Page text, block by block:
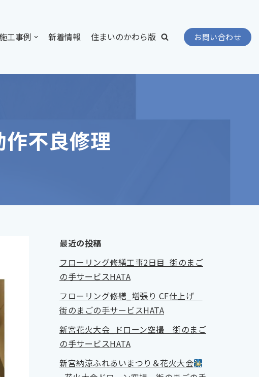
工事例 新着情報 住まいのかわら版 お問い合わせ
不良修理
最近の投稿
フローリング修繕工事2日目_街のまご
の手サービスHATA
フローリング修繕_増張り CF仕上げ
街のまごの手サービスHATA
新宮花火大会_ドローン空撮 街のまご
の手サービスHATA
新宮納涼ふれあいまつり＆花火大会